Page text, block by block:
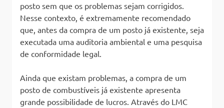
posto sem que os problemas sejam corrigidos.
Nesse contexto, é extremamente recomendado
que, antes da compra de um posto já existente, seja
executada uma auditoria ambiental e uma pesquisa
de conformidade legal.
Ainda que existam problemas, a compra de um
posto de combustíveis já existente apresenta
grande possibilidade de lucros. Através do LMC